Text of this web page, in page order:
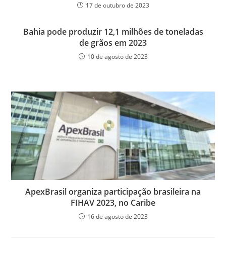
17 de outubro de 2023
Bahia pode produzir 12,1 milhões de toneladas
de grãos em 2023
10 de agosto de 2023
ApexBrasil organiza participação brasileira na
FIHAV 2023, no Caribe
16 de agosto de 2023